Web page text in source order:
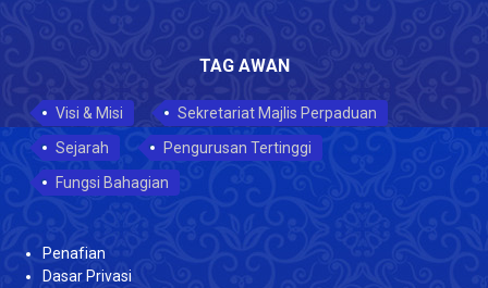
TAG AWAN
Visi & Misi
Sekretariat Majlis Perpaduan
Sejarah
Pengurusan Tertinggi
Fungsi Bahagian
Penafian
Dasar Privasi